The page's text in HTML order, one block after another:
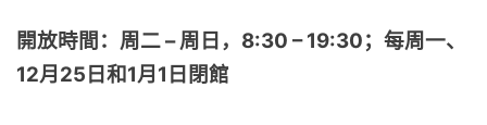
開放時間：周二 – 周日，8:30 – 19:30；每周一、
12月25日和1月1日閉館